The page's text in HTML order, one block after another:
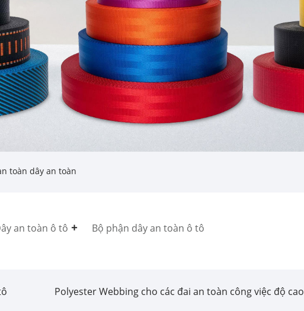
toàn dây an toàn
an toàn ô tô Bộ phận dây an toàn ô tô
Polyester Webbing cho các đai an toàn công việc độ cao